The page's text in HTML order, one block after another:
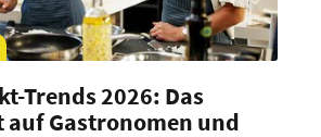
Trends 2026: Das
Gastronomen und